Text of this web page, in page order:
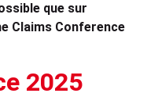
que sur
Claims Conference
2025